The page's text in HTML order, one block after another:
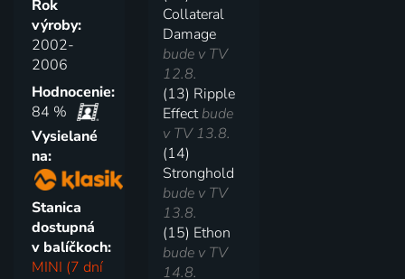
Rok
výroby:
2002-
2006
Hodnocenie:
84 %
Vysielané
na:
Stanica
dostupná
v balíčkoch:
MINI (7 dní
Collateral
Damage
bude v TV
12.8.
(13) Ripple
Effectbude
v TV 13.8.
(14)
Stronghold
bude v TV
13.8.
(15) Ethon
bude v TV
14.8.